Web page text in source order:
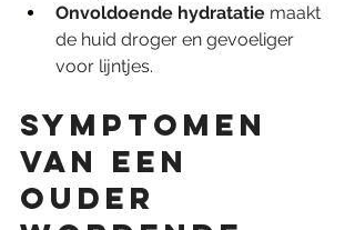
Onvoldoende hydratatie maakt
de huid droger en gevoeliger
voor lijntjes.
Symptomen
van een
ouder